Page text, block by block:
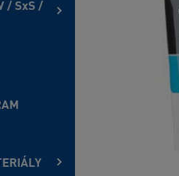
/ SxS /